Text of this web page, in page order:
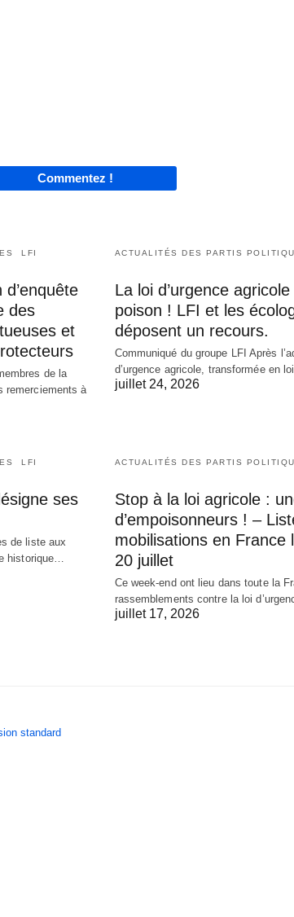
Commentez !
LFI
des
et
de la
remerciements à
ACTUALITÉS DES PARTIS
La loi d’urgence
poison ! LFI et les
déposent un recours.
Communiqué du groupe LFI Après
d’urgence agricole, transformée en
juillet 24, 2026
LFI
ses
de liste aux
historique…
ACTUALITÉS DES PARTIS
Stop à la loi agricole :
d’empoisonneurs ! –
mobilisations en France
20 juillet
Ce week-end ont lieu dans toute la
rassemblements contre la loi
juillet 17, 2026
standard